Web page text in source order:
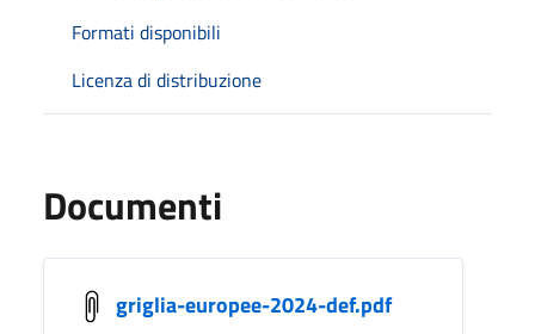
Formati disponibili
Licenza di distribuzione
Documenti
griglia-europee-2024-def.pdf